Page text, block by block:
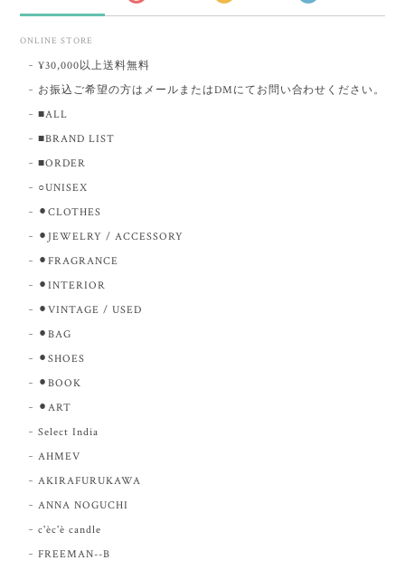
ONLINE STORE
¥30,000以上送料無料
お振込ご希望の方はメールまたはDMにてお問い合わせください。
■ALL
■BRAND LIST
■ORDER
○UNISEX
⚫︎CLOTHES
⚫︎JEWELRY / ACCESSORY
⚫︎FRAGRANCE
⚫︎INTERIOR
⚫︎VINTAGE / USED
⚫︎BAG
⚫︎SHOES
⚫︎BOOK
⚫︎ART
Select India
AHMEV
AKIRAFURUKAWA
ANNA NOGUCHI
c'èc'è candle
FREEMAN--B